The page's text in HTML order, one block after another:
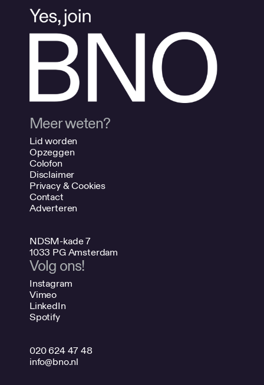
Meer weten?
Lid worden
Opzeggen
Colofon
Disclaimer
Privacy & Cookies
Contact
Adverteren
NDSM-kade 7
1033 PG Amsterdam
Volg ons!
Instagram
Vimeo
LinkedIn
Spotify
020 624 47 48
info@bno.nl